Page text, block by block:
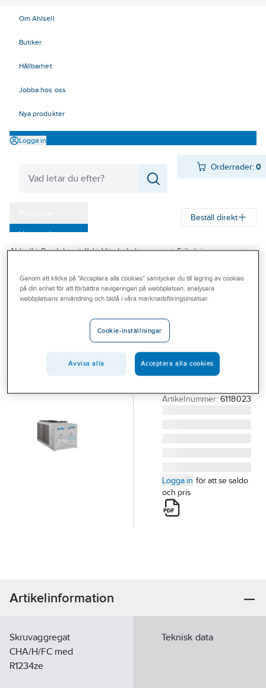
Om Ahlsell
Butiker
Hållbarhet
Jobba hos oss
Nya produkter
Logga in
Orderrader:0
Varumärken
Outlet
Branscher
Beställ direkt
Ahlsell Produkter Kyl Vätskekylaggregat Frikylningsaggregat
CLINT
CHA/H/FC
CHA/H/FC
1002÷4802 MAXI
POWER L/V SKRUV
Artikelnummer: 6118023
Logga in för att se saldo
och pris
Artikelinformation
Skruvaggregat
CHA/H/FC med
R1234ze
Teknisk data
Genom att klicka på "Acceptera alla cookies" samtycker du till lagring av cookies
på din enhet för att förbättra navigeringen på webbplatsen, analysera
webbplatsens användning och bistå i våra marknadsföringsinsatser.
Cookie-inställningar
Avvisa alla Acceptera alla cookies